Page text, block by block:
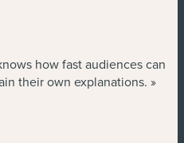
how fast audiences can
their own explanations. »